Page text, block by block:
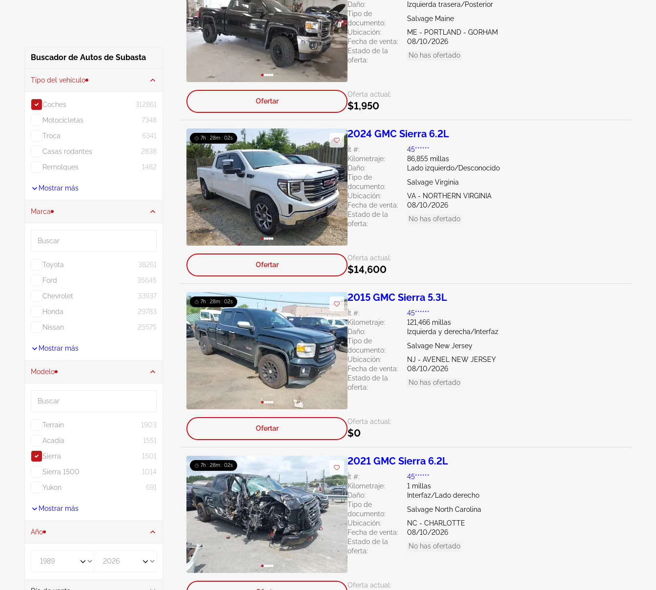
Buscador de Autos de Subasta
Tipo del vehículo
Coches
312861
Motocicletas
7348
Troca
6341
Casas rodantes
2838
Remolques
1482
Mostrar más
Marca
Toyota
38261
Ford
35645
Chevrolet
33937
Honda
29783
Nissan
25575
Mostrar más
Modelo
Terrain
1903
Acadia
1551
Sierra
1501
Sierra 1500
1014
Yukon
691
Mostrar más
Año
Daño:
Izquierda trasera/Posterior
Tipo de
documento:
Salvage Maine
Ubicación:
ME - PORTLAND - GORHAM
Fecha de venta:
08/10/2026
Estado de la
oferta:
No has ofertado
Oferta actual:
$1,950
Ofertar
7h : 28m : 01s 2024 GMC Sierra 6.2L
Ít #:
45******
Kilometraje:
86,855 millas
Daño:
Lado izquierdo/Desconocido
Tipo de
documento:
Salvage Virginia
Ubicación:
VA - NORTHERN VIRGINIA
Fecha de venta:
08/10/2026
Estado de la
oferta:
No has ofertado
Oferta actual:
$14,600
Ofertar
7h : 28m : 01s 2015 GMC Sierra 5.3L
Ít #:
45******
Kilometraje:
121,466 millas
Daño:
Izquierda y derecha/Interfaz
Tipo de
documento:
Salvage New Jersey
Ubicación:
NJ - AVENEL NEW JERSEY
Fecha de venta:
08/10/2026
Estado de la
oferta:
No has ofertado
Oferta actual:
$0
Ofertar
7h : 28m : 01s 2021 GMC Sierra 6.2L
Ít #:
45******
Kilometraje:
1 millas
Daño:
Interfaz/Lado derecho
Tipo de
documento:
Salvage North Carolina
Ubicación:
NC - CHARLOTTE
Fecha de venta:
08/10/2026
Estado de la
oferta:
No has ofertado
Oferta actual: